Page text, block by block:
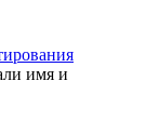
имя и